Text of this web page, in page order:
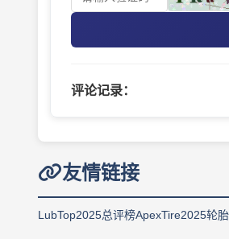
评论记录：
友情链接
LubTop2025总评榜ApexTire2025轮